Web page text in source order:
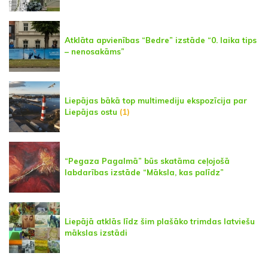
Atklāta apvienības “Bedre” izstāde “0. laika tips
– nenosakāms”
Liepājas bākā top multimediju ekspozīcija par
Liepājas ostu (1)
“Pegaza Pagalmā” būs skatāma ceļojošā
labdarības izstāde “Māksla, kas palīdz”
Liepājā atklās līdz šim plašāko trimdas latviešu
mākslas izstādi